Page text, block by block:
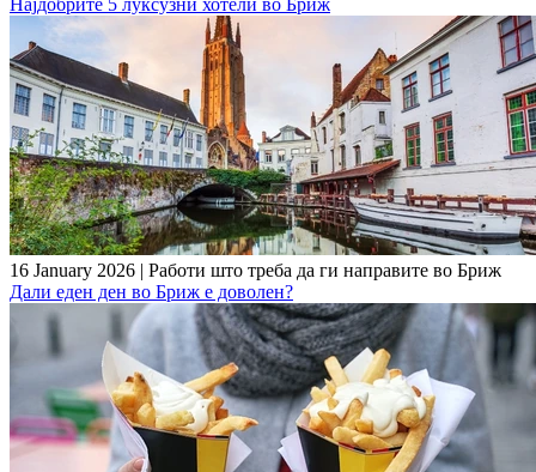
16 January 2026 | Работи што треба да ги направите во Бриж
Дали еден ден во Бриж е доволен?